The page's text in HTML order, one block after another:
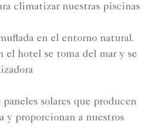
climatizar nuestras piscinas
en el entorno natural.
el hotel se toma del mar y se
solares que producen
y proporcionan a nuestros